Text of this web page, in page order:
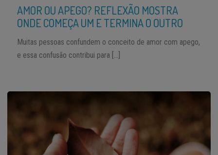
AMOR OU APEGO? REFLEXÃO MOSTRA
ONDE COMEÇA UM E TERMINA O OUTRO
Muitas pessoas confundem o conceito de amor com apego,
e essa confusão contribui para […]